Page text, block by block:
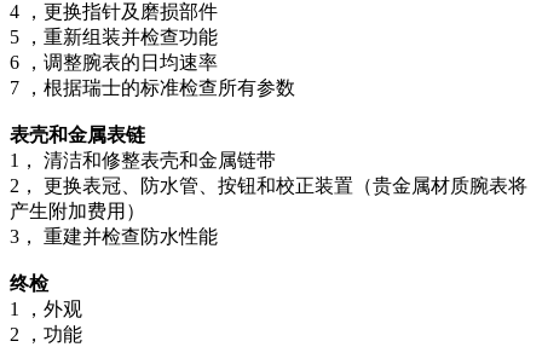
4 ，更换指针及磨损部件
5 ，重新组装并检查功能
6 ，调整腕表的日均速率
7 ，根据瑞士的标准检查所有参数
表壳和金属表链
1， 清洁和修整表壳和金属链带
2， 更换表冠、防水管、按钮和校正装置（贵金属材质腕表将
产生附加费用）
3， 重建并检查防水性能
终检
1 ，外观
2 ，功能